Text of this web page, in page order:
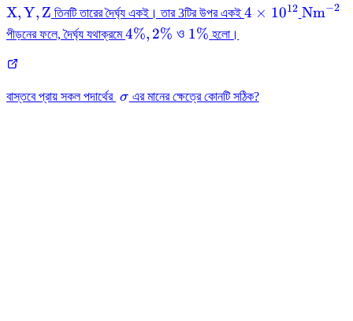
\mathrm{X},
\mathrm{Y},
X,Y, Z তিনটি তারের দৈর্ঘ্য একই। তার 3টির উপর একই 4 \times
4 × 1012 Nm−2
পীড়নের ফলে, দৈর্ঘ্য যথাক্রমে4
~ও~1
4%, 2% ও 1% হলো।
বাস্তবে প্রায় সকল পদার্থের \
σ এর মানের ক্ষেত্রে কোনটি সঠিক?